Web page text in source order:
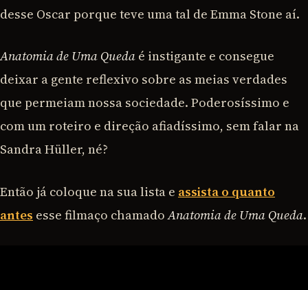
desse Oscar porque teve uma tal de Emma Stone aí.
Anatomia de Uma Queda é instigante e consegue
deixar a gente reflexivo sobre as meias verdades
que permeiam nossa sociedade. Poderosíssimo e
com um roteiro e direção afiadíssimo, sem falar na
Sandra Hüller, né?
Então já coloque na sua lista e assista o quanto
antes esse filmaço chamadoAnatomia de Uma Queda.